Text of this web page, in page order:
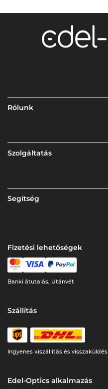
Rólunk
Szolgáltatás
Segítség
Fizetési lehetőségek
Banki átutalás, Utánvét
Szállítás
Ingyenes kiszállítás és visszaküldés
Edel-Optics alkalmazás